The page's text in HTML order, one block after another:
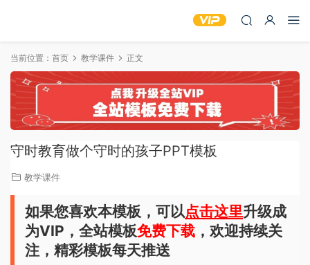
当前位置： 首页 教学课件 正文
守时教育做个守时的孩子PPT模板
教学课件
如果您喜欢本模板，可以点击这里升级成
为VIP，全站模板免费下载 ，欢迎持续关
注，精彩模板每天推送